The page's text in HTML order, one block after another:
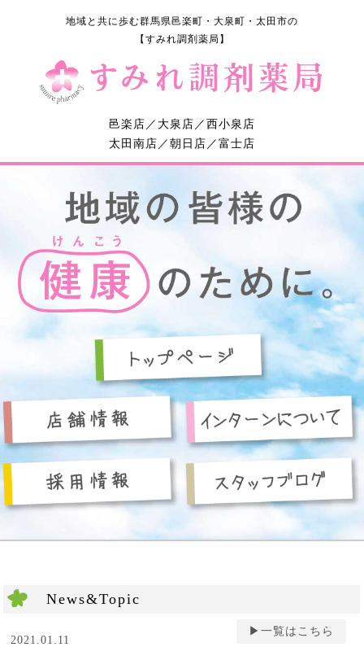
地域と共に歩む群馬県邑楽町・大泉町・太田市の
【すみれ調剤薬局】
邑楽店／大泉店／西小泉店
太田南店／朝日店／富士店
News&Topic
2021.01.11
▶︎一覧はこちら